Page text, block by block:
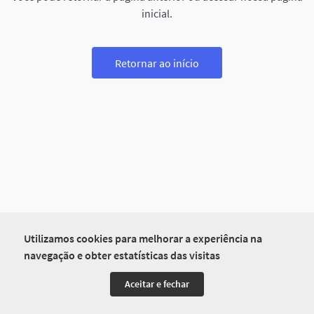
Utilizamos cookies para melhorar a experiência na
navegação e obter estatísticas das visitas
Aceitar e fechar
inicial.
Retornar ao início